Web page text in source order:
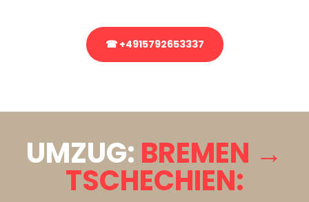
☎ +4915792653337
UMZUG: BREMEN →
TSCHECHIEN: